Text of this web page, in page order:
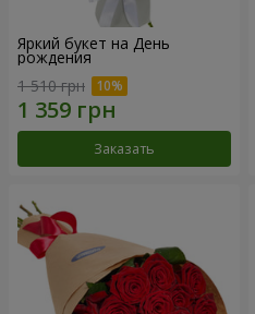
Яркий букет на День
рождения
1 510 грн
Заказать